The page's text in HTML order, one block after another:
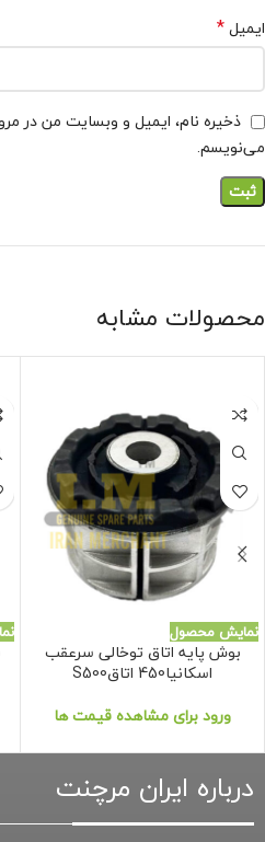
ایمیل*
ذخیره نام، ایمیل و وبسایت من در
می‌نویسم.
محصولات مشابه
نمایش محصول
بوش پایه اتاق توخالی سرعقب
اسکانیا450 اتاقS500
ورود برای مشاهده قیمت ها
درباره ایران مرچنت